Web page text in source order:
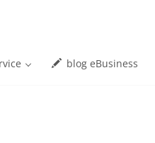
blog eBusiness